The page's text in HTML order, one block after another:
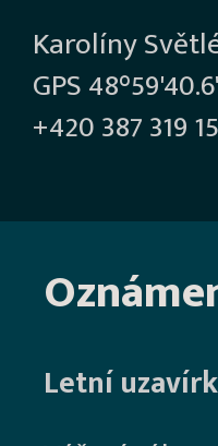
Karolíny
GPS
+420 387 319
Letní